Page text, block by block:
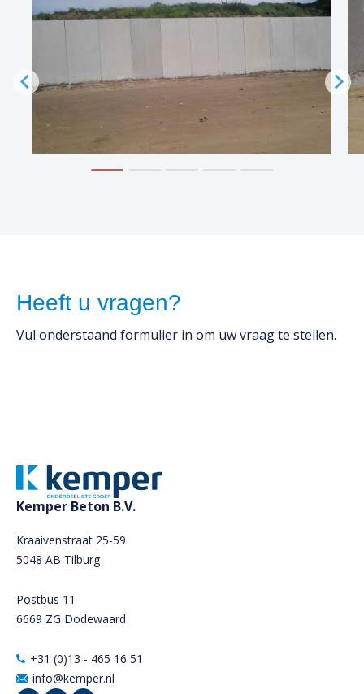
Heeft u vragen?
Vul onderstaand formulier in om uw vraag te stellen.
Kemper Beton B.V.
Kraaivenstraat 25-59
5048 AB Tilburg
Postbus 11
6669 ZG Dodewaard
+31 (0)13 - 465 16 51
info@kemper.nl